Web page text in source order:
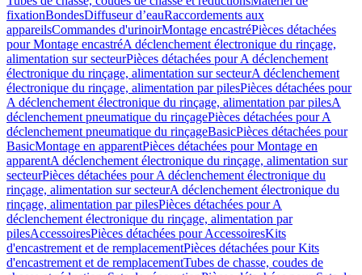
fixationBondesDiffuseur d’eauRaccordements aux
appareilsCommandes d'urinoirMontage encastréPièces détachées
pour Montage encastréA déclenchement électronique du rinçage,
alimentation sur secteurPièces détachées pour A déclenchement
électronique du rinçage, alimentation sur secteurA déclenchement
électronique du rinçage, alimentation par pilesPièces détachées pour
A déclenchement électronique du rinçage, alimentation par pilesA
déclenchement pneumatique du rinçagePièces détachées pour A
déclenchement pneumatique du rinçageBasicPièces détachées pour
BasicMontage en apparentPièces détachées pour Montage en
apparentA déclenchement électronique du rinçage, alimentation sur
secteurPièces détachées pour A déclenchement électronique du
rinçage, alimentation sur secteurA déclenchement électronique du
rinçage, alimentation par pilesPièces détachées pour A
déclenchement électronique du rinçage, alimentation par
pilesAccessoiresPièces détachées pour AccessoiresKits
d'encastrement et de remplacementPièces détachées pour Kits
d'encastrement et de remplacementTubes de chasse, coudes de